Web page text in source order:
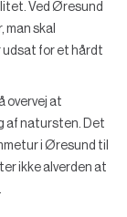
Ved Øresund
man skal
udsat for et hårdt
overvej at
af natursten. Det
i Øresund til
ikke alverden at